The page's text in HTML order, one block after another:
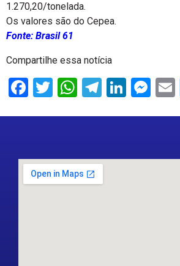
1.270,20/tonelada.
Os valores são do Cepea.
Fonte: Brasil 61
Compartilhe essa notícia
Facebook
Twitter
WhatsApp
Telegram